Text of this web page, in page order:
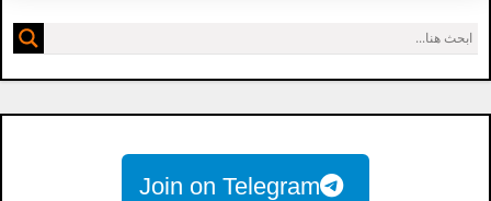
Join on Telegram